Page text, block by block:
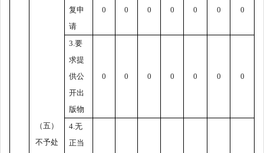
（五）
不予处
复申
请
0 0 0 0 0 0 0
3.要
求提
供公
开出
版物
0 0 0 0 0 0 0
4.无
正当